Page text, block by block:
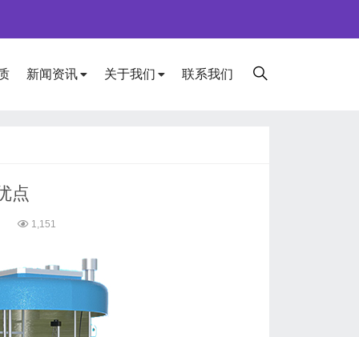
新闻资讯 关于我们 联系我们
点
1,151